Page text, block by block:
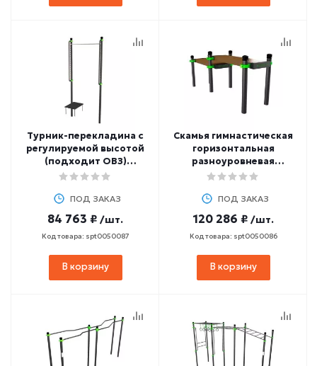
Турник-перекладина с
регулируемой высотой
(подходит ОВЗ)
ZAVODSPORTA W251 GTO
ПОД ЗАКАЗ
84 763 ₽ /шт.
Код товара: spt0050087
В корзину
Скамья гимнастическая
горизонтальная
разноуровневая
(двойная) ZAVODSPORTA
ПОД ЗАКАЗ
120 286 ₽ /шт.
Код товара: spt0050086
В корзину